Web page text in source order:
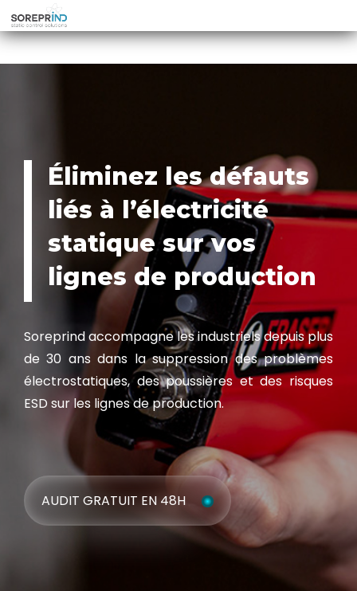
Éliminez les défauts
liés à l’électricité
statique sur vos
lignes de production
Soreprind accompagne les industriels depuis plus
de 30 ans dans la suppression des problèmes
électrostatiques, des poussières et des risques
ESD sur les lignes de production.
AUDIT GRATUIT EN 48H